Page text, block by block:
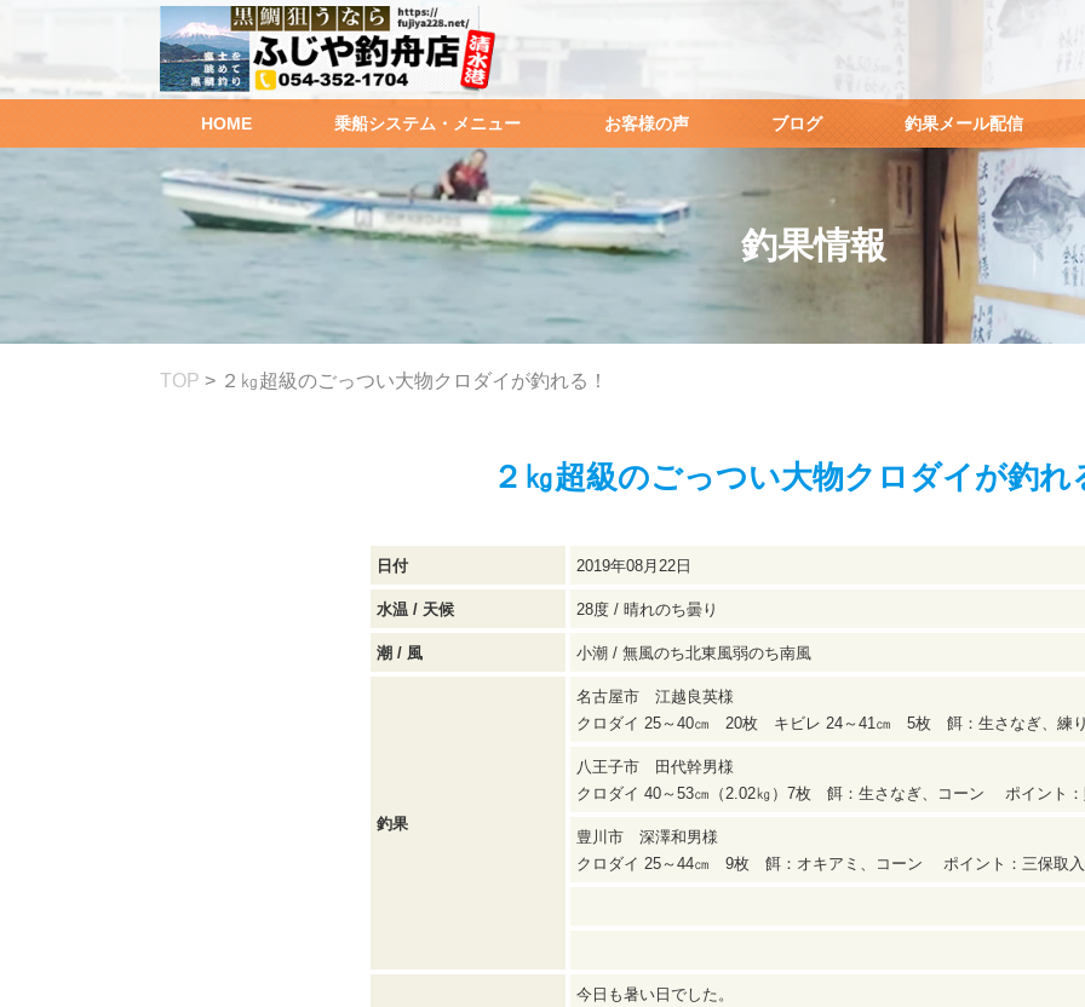
HOME 乗船システム・メニュー お客様の声 ブログ 釣果メール配信
釣果情報
TOP > ２㎏超級のごっつい大物クロダイが釣れる！
２㎏超級のごっつい大物クロダイが釣れ
日付 2019年08月22日
水温 / 天候 28度 / 晴れのち曇り
潮 / 風 小潮 / 無風のち北東風弱のち南風
釣果
名古屋市 江越良英様
クロダイ 25～40㎝ 20枚 キビレ 24～41㎝ 5枚 餌：生さなぎ、練
八王子市 田代幹男様
クロダイ 40～53㎝（2.02㎏）7枚 餌：生さなぎ、コーン ポイント
豊川市 深澤和男様
クロダイ 25～44㎝ 9枚 餌：オキアミ、コーン ポイント：三保取入
今日も暑い日でした。